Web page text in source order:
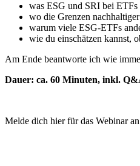
was ESG und SRI bei ETFs
wo die Grenzen
warum viele ESG-ETFs
wie du einschätzen kannst,
Am Ende beantworte ich wie
Dauer: ca. 60 Minuten, inkl.
Melde dich hier für das Webinar